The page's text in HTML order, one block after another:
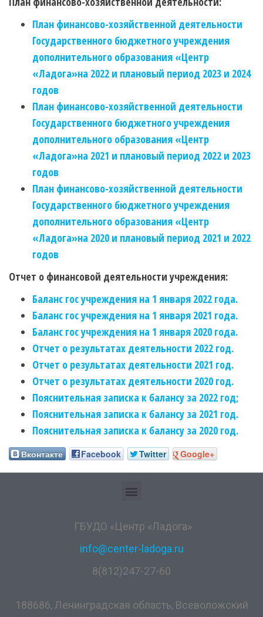
План финансово-хозяйственной деятельности
Государственного бюджетного учреждения
дополнительного образования «Центр
«Ладога»на 2022 и плановый период 2023 и 2024
годов
План финансово-хозяйственной деятельности
Государственного бюджетного учреждения
дополнительного образования «Центр
«Ладога»на 2021 и плановый период 2022 и 2023
годов
План финансово-хозяйственной деятельности
Государственного бюджетного учреждения
дополнительного образования «Центр
«Ладога»на 2020 и плановый период 2021 и 2022
годов
Отчет о финансовой деятельности учреждения:
Баланс гос учреждения на 1 января 2022 года.
Баланс гос учреждения на 1 января 2021 года.
Баланс гос учреждения на 1 января 2020 года.
Отчет о результатах деятельности 2022 год.
Отчет о результатах деятельности 2021 год.
Отчет о результатах деятельности 2020 год.
Пояснительная записка к балансу за 2022 год;
Пояснительная записка к балансу за 2021 год.
Пояснительная записка к балансу за 2020 год.
Вконтакте Facebook Twitter Google+
ГБУДО «Центр «Ладога»
info@center-ladoga.ru
8(812)247-27-60
188686, Ленинградская область, Всеволожский